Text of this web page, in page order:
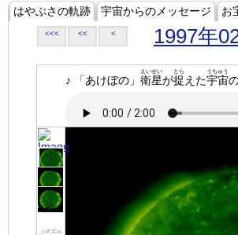
はやぶさの軌跡 宇宙からのメッセージ お
<<< << < 1997年
♪ 「あけぼの」 衛星
えいせい
が捉
とら
えた宇宙
うちゅう